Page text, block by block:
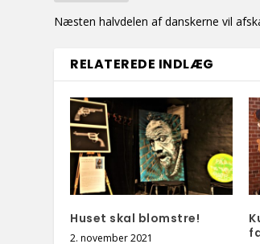
Næsten halvdelen af danskerne vil
RELATEREDE INDLÆG
Huset skal blomstre!
2. november 2021